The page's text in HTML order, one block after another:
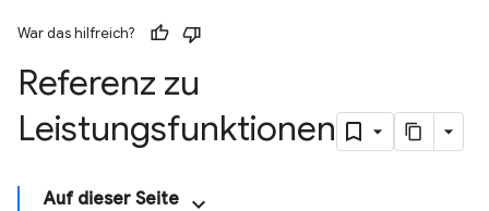
War das hilfreich?
Referenz zu
Leistungsfunktionen
Auf dieser Seite